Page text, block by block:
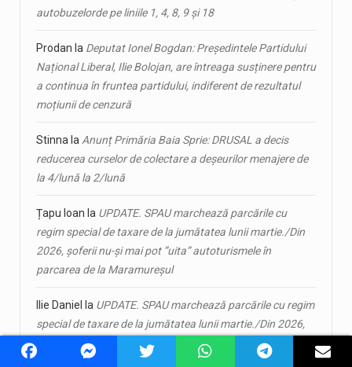
autobuzelorde pe liniile 1, 4, 8, 9 și 18
Prodan la Deputat Ionel Bogdan: Președintele Partidului
Național Liberal, Ilie Bolojan, are întreaga susținere pentru
a continua în fruntea partidului, indiferent de rezultatul
moțiunii de cenzură
Stinna la Anunț Primăria Baia Sprie: DRUSAL a decis
reducerea curselor de colectare a deșeurilor menajere de
la 4/lună la 2/lună
Țapu Ioan la UPDATE. SPAU marchează parcările cu
regim special de taxare de la jumătatea lunii martie./Din
2026, șoferii nu-și mai pot ”uita” autoturismele în
parcarea de la Maramureșul
Ilie Daniel la UPDATE. SPAU marchează parcările cu regim
special de taxare de la jumătatea lunii martie./Din 2026,
șoferii nu-și mai pot ”uita” autoturismele în parcarea de la
Maramureșul